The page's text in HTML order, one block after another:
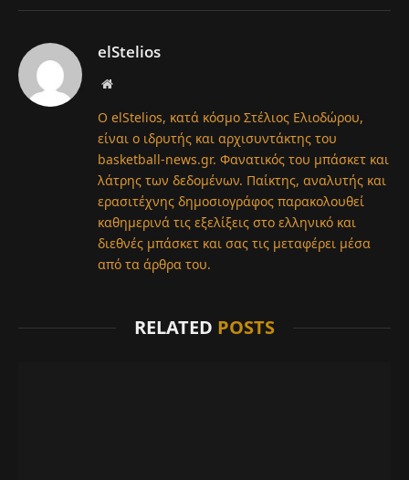
elStelios
Website
Ο elStelios, κατά κόσμο Στέλιος Ελιοδώρου,
είναι ο ιδρυτής και αρχισυντάκτης του
basketball-news.gr. Φανατικός του μπάσκετ και
λάτρης των δεδομένων. Παίκτης, αναλυτής και
ερασιτέχνης δημοσιογράφος παρακολουθεί
καθημερινά τις εξελίξεις στο ελληνικό και
διεθνές μπάσκετ και σας τις μεταφέρει μέσα
από τα άρθρα του.
RELATED POSTS